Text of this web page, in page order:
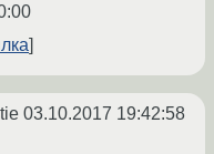
03.10.2017 19:42:58